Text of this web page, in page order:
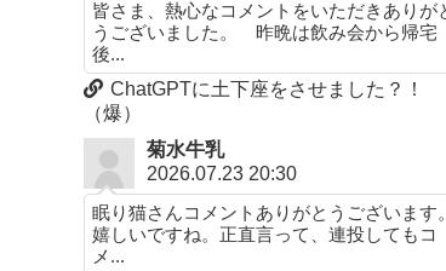
皆さま、熱心なコメントをいただきありが
うございました。 昨晩は飲み会から帰宅
後...
ChatGPTに土下座をさせました？！
（爆）
菊水牛乳
2026.07.23 20:30
眠り猫さんコメントありがとうございます。
嬉しいですね。正直言って、連投してもコ
メ...